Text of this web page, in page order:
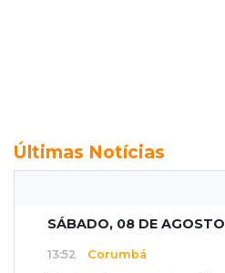
Últimas Notícias
SÁBADO, 08 DE AGOSTO
13:52 Corumbá